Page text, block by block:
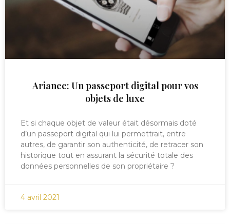
Arianee: Un passeport digital pour vos
objets de luxe
Et si chaque objet de valeur était désormais doté
d’un passeport digital qui lui permettrait, entre
autres, de garantir son authenticité, de retracer son
historique tout en assurant la sécurité totale des
données personnelles de son propriétaire ?
4 avril 2021